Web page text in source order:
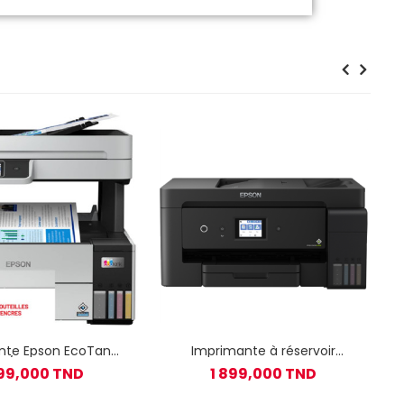
Epson EcoTank
/WiFi + 5 Bouteilles
D'encresTND
Imprimante à réservoir
intégré Multifonctions 4 en 1
Epson EcoTank L14150 A3+
1 899,000 TND